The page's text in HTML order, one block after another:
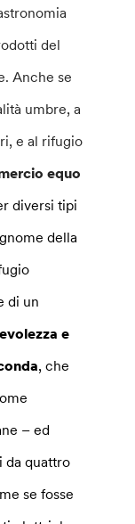
del
Anche se
umbre, a
e al rifugio
equo
diversi tipi
della
di un
e
, che
– ed
da quattro
se fosse